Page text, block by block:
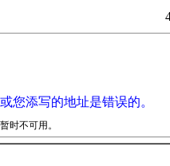
您添写的地址是错误的。
时不可用。